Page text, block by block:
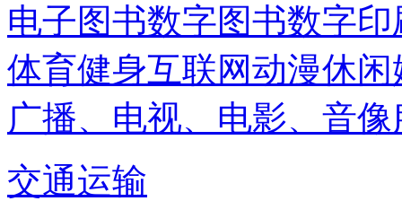
电子图书数字图书数字印
体育健身互联网动漫休闲
广播、电视、电影、音像
交通运输